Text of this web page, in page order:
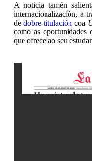
A noticia tamén
internacionalización, a
de dobre titulación coa
como as oportunidades
que ofrece ao seu